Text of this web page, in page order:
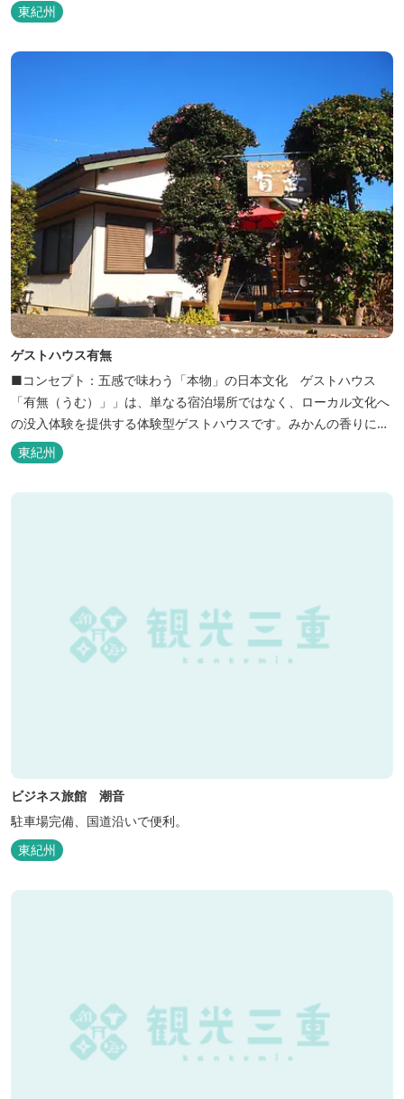
東紀州
ゲストハウス有無
■コンセプト：五感で味わう「本物」の日本文化 ゲストハウス
「有無（うむ）」」は、単なる宿泊場所ではなく、ローカル文化へ
の没入体験を提供する体験型ゲストハウスです。みかんの香りに包
まれ、歴史ある世界遺産を巡り、日本の原風景に触れる。「本物」
の日本文化を巡る冒険がここから始まります。 「年中みかんのとれ
るまち」にある当館は、ご宿泊のお客様にその時期に採れた旬の
東紀州
ビジネス旅館 潮音
駐車場完備、国道沿いで便利。
東紀州